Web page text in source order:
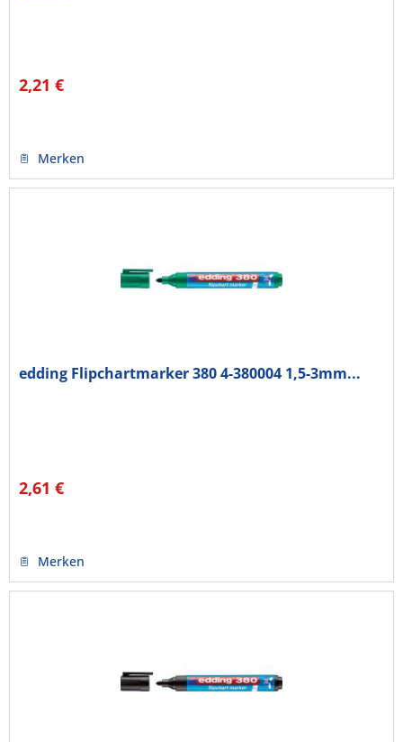
2,21 €
Merken
edding Flipchartmarker 380 4-380004 1,5-3mm...
2,61 €
Merken